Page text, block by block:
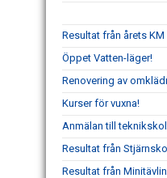
Resultat från årets KM
Öppet Vatten-läger!
Renovering av
Kurser för vuxna!
Anmälan till
Resultat från
Resultat från